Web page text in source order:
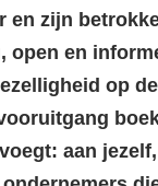
en zijn
open en
op
aan